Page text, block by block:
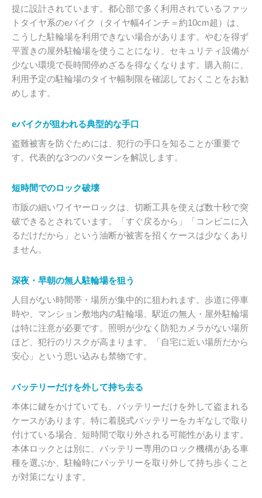
提に設計されています。都心部で多く利用されているファッ
トタイヤ系のeバイク（タイヤ幅4インチ＝約10cm超）は、
こうした駐輪場を利用できない場合があります。やむを得ず
平置きの屋外駐輪場を使うことになり、セキュリティ設備が
少ない環境で長時間停めざるを得なくなります。購入前に、
利用予定の駐輪場のタイヤ幅制限を確認しておくことをお勧
めします。
eバイクが狙われる典型的な手口
盗難被害を防ぐためには、犯行の手口を知ることが重要で
す。代表的な3つのパターンを解説します。
短時間でのロック破壊
市販の細いワイヤーロックは、切断工具を使えば数十秒で突
破できるとされています。「すぐ戻るから」「コンビニに入
るだけだから」という油断が被害を招くケースは少なくあり
ません。
深夜・早朝の無人駐輪場を狙う
人目がない時間帯・場所が集中的に狙われます。歩道に停車
時や、マンション敷地内の駐輪場、駅近の無人・屋外駐輪場
は特に注意が必要です。照明が少なく防犯カメラがない場所
ほど、犯行のリスクが高まります。「自宅に近い場所だから
安心」という思い込みも禁物です。
バッテリーだけを外して持ち去る
本体に鍵をかけていても、バッテリーだけを外して盗まれる
ケースがあります。特に着脱式バッテリーをカギなしで取り
付けている場合、短時間で取り外される可能性があります。
本体ロックとは別に、バッテリー専用のロック機構がある車
種を選ぶか、駐輪時にバッテリーを取り外して持ち歩くこと
が対策になります。